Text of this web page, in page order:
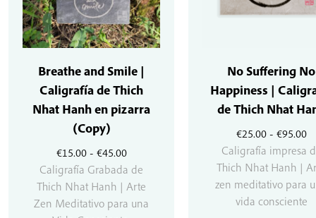
€15.00 - €45.00Rango
de
precios:
desde
Breathe and Smile |
Caligrafía de Thich
Nhat Hanh en pizarra
(Copy)
Caligrafía Grabada de
Thich Nhat Hanh | Arte
Zen Meditativo para una
€25.00 - €95.00
No Suffering No
Happiness |
de Thich Nhat
Caligrafía impresa
Thich Nhat Hanh |
zen meditativo para
vida consciente